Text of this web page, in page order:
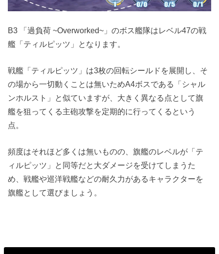
B3 「過負荷 ~Overworked~」のボス艦隊はレベル47の戦
艦「ティルピッツ」となります。
戦艦「ティルピッツ」は3枚の回転シールドを展開し、そ
の場から一切動くことは無いためA4ボスである「シャル
ンホルスト」と似ていますが、大きく異なる点として旗
艦を狙ってくる主砲攻撃を定期的に行ってくるという
点。
頻度はそれほど多くは無いものの、旗艦のレベルが「テ
ィルピッツ」と同等だと大ダメージを受けてしまうた
め、戦艦や巡洋戦艦などの耐久力があるキャラクターを
旗艦として選びましょう。